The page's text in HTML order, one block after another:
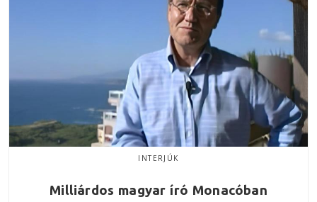
INTERJÚK
Milliárdos magyar író Monacóban